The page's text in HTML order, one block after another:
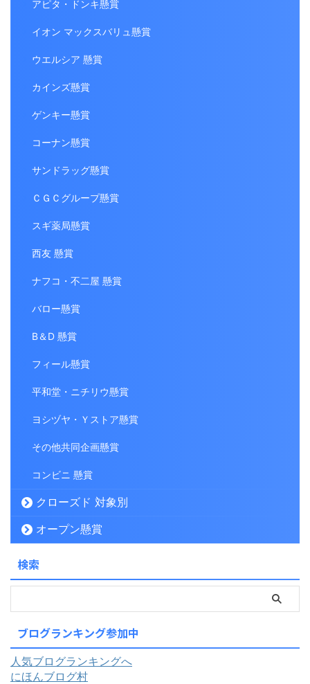
アピタ・ドンキ懸賞
イオン マックスバリュ懸賞
ウエルシア 懸賞
カインズ懸賞
ゲンキー懸賞
コーナン懸賞
サンドラッグ懸賞
ＣＧＣグループ懸賞
スギ薬局懸賞
西友 懸賞
ナフコ・不二屋 懸賞
バロー懸賞
B＆D 懸賞
フィール懸賞
平和堂・ニチリウ懸賞
ヨシヅヤ・Ｙストア懸賞
その他共同企画懸賞
コンビニ 懸賞
クローズド 対象別
オープン懸賞
検索
ブログランキング参加中
人気ブログランキングへ
にほんブログ村